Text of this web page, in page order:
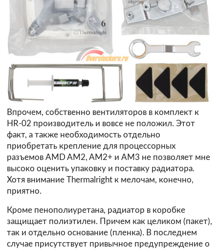
Впрочем, собственно вентиляторов в комплект к
HR-02 производитель и вовсе не положил. Этот
факт, а также необходимость отдельно
приобретать крепление для процессорных
разъемов AMD AM2, AM2+ и AM3 не позволяет мне
высоко оценить упаковку и поставку радиатора.
Хотя внимание Thermalright к мелочам, конечно,
приятно.
Кроме пенополиуретана, радиатор в коробке
защищает полиэтилен. Причем как целиком (пакет),
так и отдельно основание (пленка). В последнем
случае присутствует привычное предупреждение о